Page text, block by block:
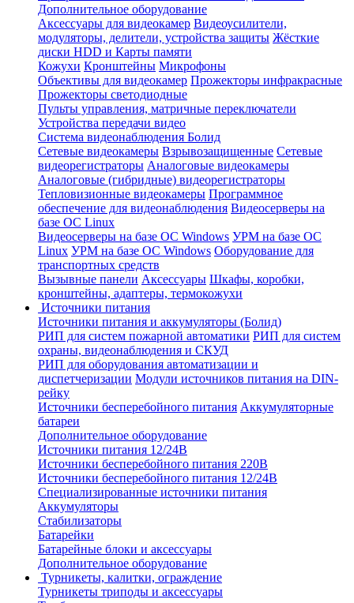
Дополнительное оборудование
Аксессуары для видеокамер Видеоусилители,
модуляторы, делители, устройства защиты Жёсткие
диски HDD и Карты памяти
Кожухи Кронштейны Микрофоны
Объективы для видеокамер Прожекторы инфракрасные
Прожекторы светодиодные
Пульты управления, матричные переключатели
Устройства передачи видео
Система видеонаблюдения Болид
Сетевые видеокамеры Взрывозащищенные Сетевые
видеорегистраторы Аналоговые видеокамеры
Аналоговые (гибридные) видеорегистраторы
Тепловизионные видеокамеры Программное
обеспечение для видеонаблюдения Видеосерверы на
базе ОС Linux
Видеосерверы на базе ОС Windows УРМ на базе ОС
Linux УРМ на базе ОС Windows Оборудование для
транспортных средств
Вызывные панели Аксессуары Шкафы, коробки,
кронштейны, адаптеры, термокожухи
Источники питания
Источники питания и аккумуляторы (Болид)
РИП для систем пожарной автоматики РИП для систем
охраны, видеонаблюдения и СКУД
РИП для оборудования автоматизации и
диспетчеризации Модули источников питания на DIN-
рейку
Источники бесперебойного питания Аккумуляторные
батареи
Дополнительное оборудование
Источники питания 12/24В
Источники бесперебойного питания 220В
Источники бесперебойного питания 12/24В
Специализированные источники питания
Аккумуляторы
Стабилизаторы
Батарейки
Батарейные блоки и аксессуары
Дополнительное оборудование
Турникеты, калитки, ограждение
Турникеты триподы и аксессуары